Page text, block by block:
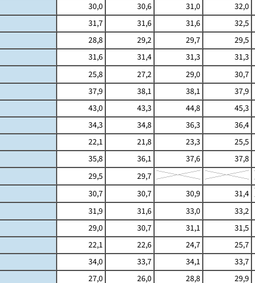
30,0 30,6 31,0 32,0
31,7 31,6 31,6 32,5
28,8 29,2 29,7 29,5
31,6 31,4 31,3 31,3
25,8 27,2 29,0 30,7
37,9 38,1 38,1 37,9
43,0 43,3 44,8 45,3
34,3 34,8 36,3 36,4
22,1 21,8 23,3 25,5
35,8 36,1 37,6 37,8
29,5
29,7
30,7 30,7 30,9
31,4
31,9 31,6 33,0 33,2
29,0 30,7 31,1 31,5
22,1 22,6 24,7 25,7
34,0 33,7 34,1 33,7
27,0 26,0 28,8 29,9